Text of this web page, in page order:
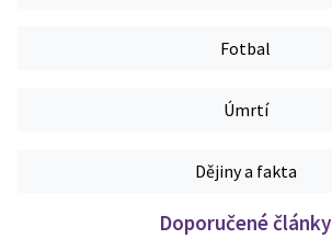
Fotbal
Úmrtí
Dějiny a fakta
Doporučené články